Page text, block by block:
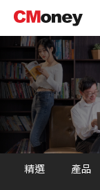
主
容
精選 產品